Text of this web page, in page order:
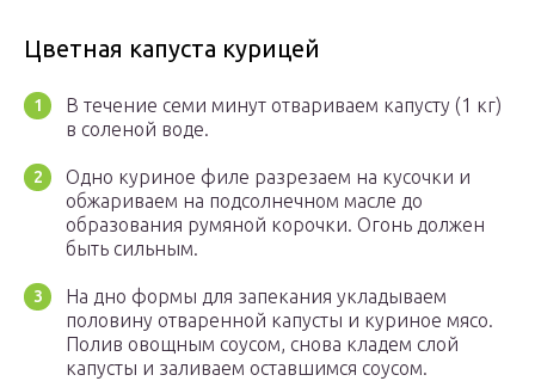
Цветная капуста курицей
В течение семи минут отвариваем капусту (1 кг)
в соленой воде.
Одно куриное филе разрезаем на кусочки и
обжариваем на подсолнечном масле до
образования румяной корочки. Огонь должен
быть сильным.
На дно формы для запекания укладываем
половину отваренной капусты и куриное мясо.
Полив овощным соусом, снова кладем слой
капусты и заливаем оставшимся соусом.